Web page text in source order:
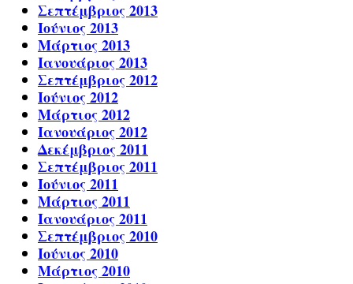
Σεπτέμβριος 2013
Ιούνιος 2013
Μάρτιος 2013
Ιανουάριος 2013
Σεπτέμβριος 2012
Ιούνιος 2012
Μάρτιος 2012
Ιανουάριος 2012
Δεκέμβριος 2011
Σεπτέμβριος 2011
Ιούνιος 2011
Μάρτιος 2011
Ιανουάριος 2011
Σεπτέμβριος 2010
Ιούνιος 2010
Μάρτιος 2010